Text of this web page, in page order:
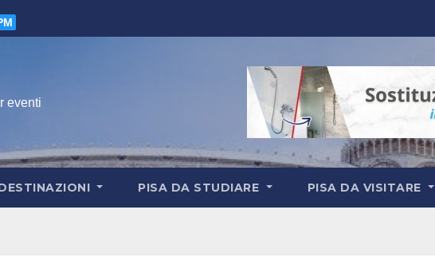
eventi
PISA DA STUDIARE PISA DA VISITARE